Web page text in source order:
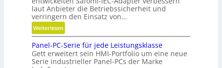
i
d
-
K
u
g
e
u
p
s
i
t
i
s
l
a
u
f
w
i
laut Anbieter die Betriebssicherheit und
verringern den Einsatz von…
Weiterlesen:
L
ä
n
g
Panel-PC-Serie für jede Leistungsklasse
Gett erweitert sein HMI-Portfolio um eine neue
Serie industrieller Panel-PCs der Marke